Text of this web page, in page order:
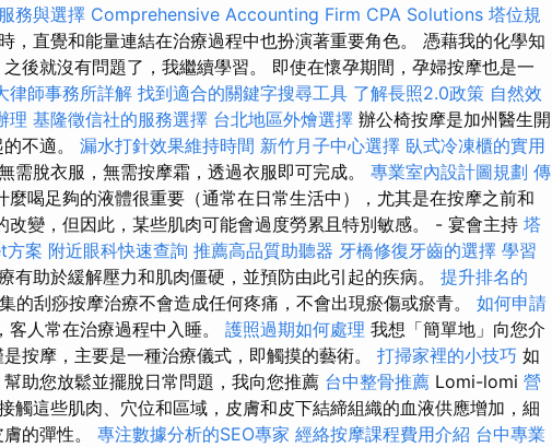
務與選擇 Comprehensive Accounting Firm CPA Solutions 塔位規
，直覺和能量連結在治療過程中也扮演著重要角色。 憑藉我的化學知
後就沒有問題了，我繼續學習。 即使在懷孕期間，孕婦按摩也是一
律師事務所詳解 找到適合的關鍵字搜尋工具 了解長照2.0政策 自然效
理 基隆徵信社的服務選擇 台北地區外燴選擇 辦公椅按摩是加州醫生開
不適。 漏水打針效果維持時間 新竹月子中心選擇 臥式冷凍櫃的實用
需脫衣服，無需按摩霜，透過衣服即可完成。 專業室內設計圖規劃 傳
麼喝足夠的液體很重要（通常在日常生活中），尤其是在按摩之前和
改變，但因此，某些肌肉可能會過度勞累且特別敏感。 - 宴會主持 塔
方案 附近眼科快速查詢 推薦高品質助聽器 牙橋修復牙齒的選擇 學習
有助於緩解壓力和肌肉僵硬，並預防由此引起的疾病。 提升排名的
的刮痧按摩治療不會造成任何疼痛，不會出現瘀傷或瘀青。 如何申請
人常在治療過程中入睡。 護照過期如何處理 我想「簡單地」向您介
按摩，主要是一種治療儀式，即觸摸的藝術。 打掃家裡的小技巧 如
助您放鬆並擺脫日常問題，我向您推薦 台中整骨推薦 Lomi-lomi 營
觸這些肌肉、穴位和區域，皮膚和皮下結締組織的血液供應增加，細
的彈性。 專注數據分析的SEO專家 經絡按摩課程費用介紹 台中專業